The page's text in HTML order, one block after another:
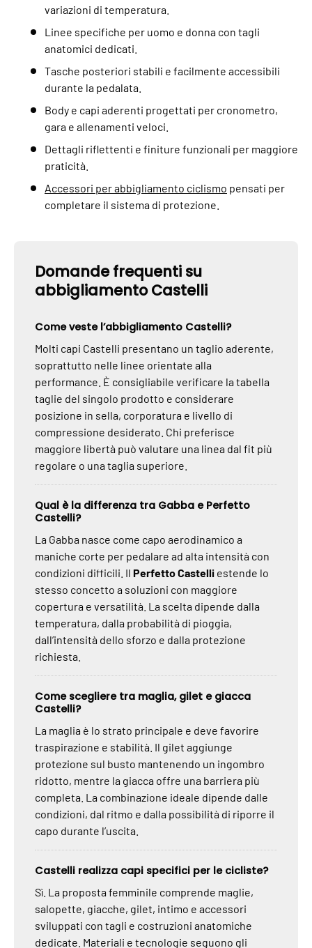
variazioni di temperatura.
Linee specifiche per uomo e donna con tagli
anatomici dedicati.
Tasche posteriori stabili e facilmente accessibili
durante la pedalata.
Body e capi aderenti progettati per cronometro,
gara e allenamenti veloci.
Dettagli riflettenti e finiture funzionali per maggiore
praticità.
Accessori per abbigliamento ciclismo pensati per
completare il sistema di protezione.
Domande frequenti su
abbigliamento Castelli
Come veste l’abbigliamento Castelli?
Molti capi Castelli presentano un taglio aderente,
soprattutto nelle linee orientate alla
performance. È consigliabile verificare la tabella
taglie del singolo prodotto e considerare
posizione in sella, corporatura e livello di
compressione desiderato. Chi preferisce
maggiore libertà può valutare una linea dal fit più
regolare o una taglia superiore.
Qual è la differenza tra Gabba e Perfetto
Castelli?
La Gabba nasce come capo aerodinamico a
maniche corte per pedalare ad alta intensità con
condizioni difficili. Il Perfetto Castelli estende lo
stesso concetto a soluzioni con maggiore
copertura e versatilità. La scelta dipende dalla
temperatura, dalla probabilità di pioggia,
dall’intensità dello sforzo e dalla protezione
richiesta.
Come scegliere tra maglia, gilet e giacca
Castelli?
La maglia è lo strato principale e deve favorire
traspirazione e stabilità. Il gilet aggiunge
protezione sul busto mantenendo un ingombro
ridotto, mentre la giacca offre una barriera più
completa. La combinazione ideale dipende dalle
condizioni, dal ritmo e dalla possibilità di riporre il
capo durante l’uscita.
Castelli realizza capi specifici per le cicliste?
Sì. La proposta femminile comprende maglie,
salopette, giacche, gilet, intimo e accessori
sviluppati con tagli e costruzioni anatomiche
dedicate. Materiali e tecnologie seguono gli